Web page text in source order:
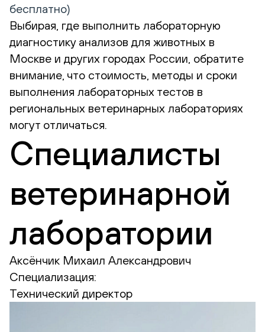
бесплатно)
Выбирая, где выполнить лабораторную
диагностику анализов для животных в
Москве и других городах России, обратите
внимание, что стоимость, методы и сроки
выполнения лабораторных тестов в
региональных ветеринарных лабораториях
могут отличаться.
Специалисты
ветеринарной
лаборатории
Аксёнчик Михаил Александрович
Специализация:
Технический директор